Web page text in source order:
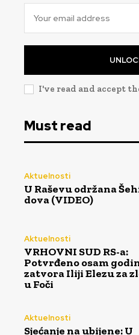
I've read and accept
Must read
Aktuelnosti
U Raševu održana
dova (VIDEO)
Aktuelnosti
VRHOVNI SUD RS-a:
Potvrđeno osam
zatvora Iliji Elezu za
u Foči
Aktuelnosti
Sjećanje na ubijene: U